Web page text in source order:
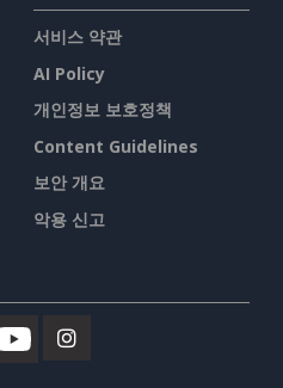
서비스 약관
AI Policy
개인정보 보호정책
Content Guidelines
보안 개요
악용 신고